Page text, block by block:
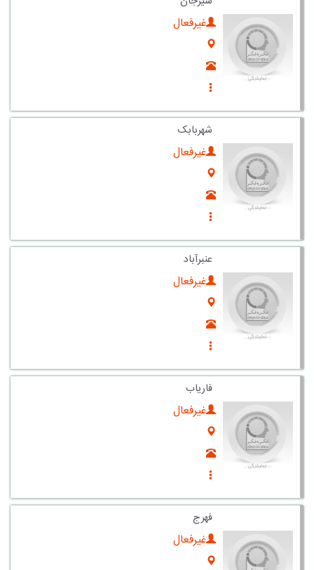
غیرفعال
شهربابک
غیرفعال
عنبرآباد
غیرفعال
فاریاب
غیرفعال
فهرج
غیرفعال